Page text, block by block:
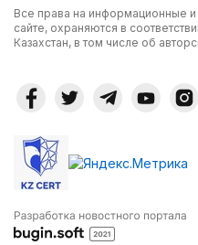
Все права на информационные
сайте, охраняются в
Казахстан, в том числе об